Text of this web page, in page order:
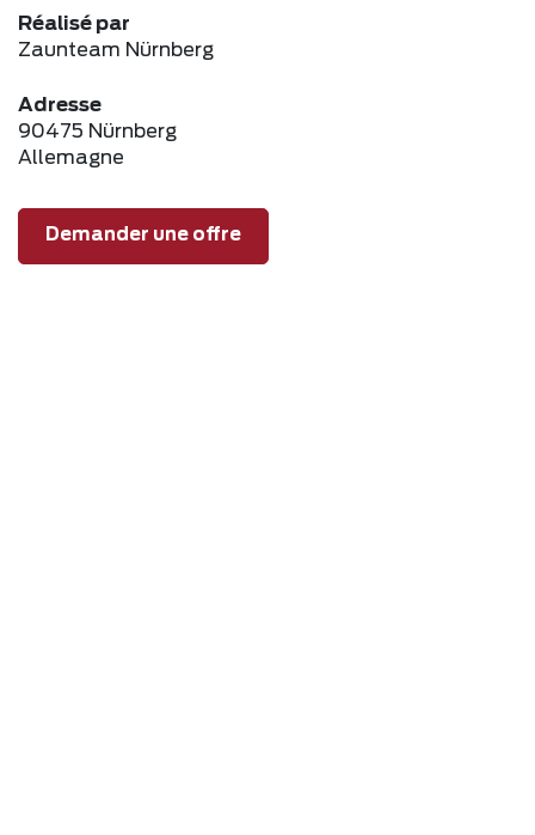
Réalisé par
Zaunteam Nürnberg
Adresse
90475 Nürnberg
Allemagne
Demander une offre